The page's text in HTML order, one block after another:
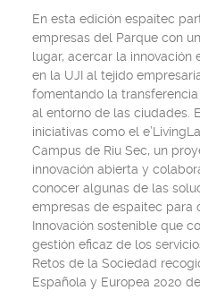
En esta edición espaitec
empresas del Parque con
lugar, acercar la innovación
en la UJI al tejido
fomentando la
al entorno de las ciudades.
iniciativas como el
Campus de Riu Sec, un
innovación abierta y
conocer algunas de las
empresas de espaitec para
Innovación sostenible que
gestión eficaz de los
Retos de la Sociedad
Española y Europea 2020